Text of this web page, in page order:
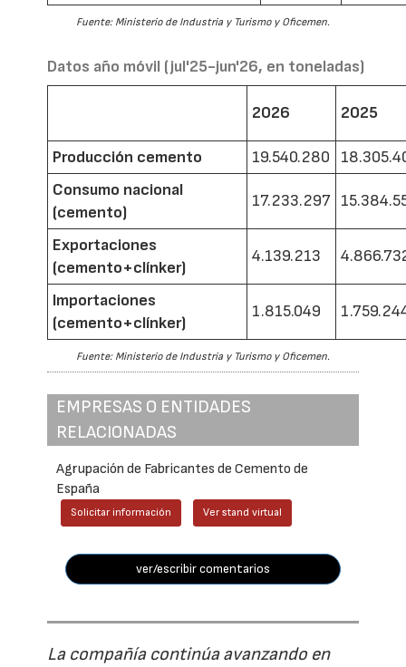
Fuente: Ministerio de Industria y Turismo y Oficemen.
Datos año móvil (jul'25-jun'26, en toneladas)
2026 2025
Producción cemento 19.540.280
Consumo nacional
(cemento)
17.233.297
Exportaciones
(cemento+clínker)
4.139.213
Importaciones
(cemento+clínker)
1.815.049
Fuente: Ministerio de Industria y Turismo y Oficemen.
EMPRESAS O ENTIDADES
RELACIONADAS
Agrupación de Fabricantes de Cemento de
España
Solicitar información Ver stand virtual
ver/escribir comentarios
La compañía continúa avanzando en